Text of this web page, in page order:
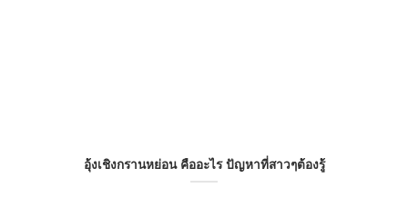
อุ้งเชิงกรานหย่อน คืออะไร ปัญหาที่สาวๆต้องรู้